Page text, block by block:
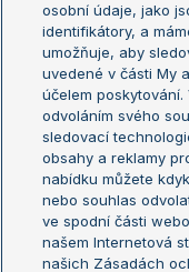
Žebříček WTA (ženy)
Sázkařský žebříček
Aktualní trendy
Fotbalové přestupy
Livesport Daily
osobní údaje, jako
identifikátory, a
umožňuje, aby
uvedené v části My
účelem
odvoláním svého
sledovací
obsahy a reklamy
nabídku můžete
nebo souhlas
ve spodní části
našem Internetová
našich Zásadách